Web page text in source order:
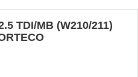
TDI/MB (W210/211)